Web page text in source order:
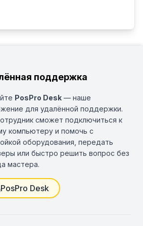
поддержка
PosPro Desk — наше
для удалённой поддержки.
сможет подключиться к
компьютеру и помочь с
оборудования, передать
или быстро решить вопрос без
мастера.
PosPro Desk